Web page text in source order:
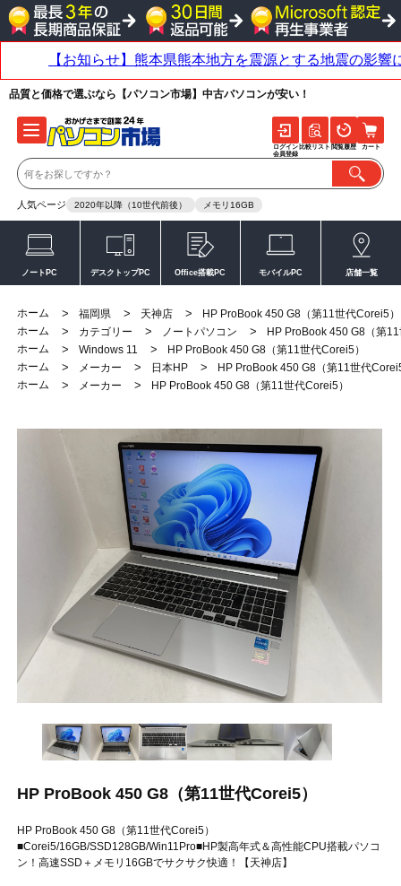
品質と価格で選ぶなら【パソコン市場】中古パソコンが安い！
人気ページ 2020年以降（10世代前後） メモリ16GB
ログイン
会員登録
比較リスト 閲覧履歴 カート
ノートPC デスクトップPC Office搭載PC モバイルPC 店舗一覧
ホーム > 福岡県 > 天神店 >
HP ProBook 450 G8（第11世代Corei5）
ホーム
> カテゴリー > ノートパソコン >
HP ProBook 450 G8（第
ホーム
> Windows 11 >
HP ProBook 450 G8（第11世代Corei5）
ホーム
> メーカー > 日本HP >
HP ProBook 450 G8（第11世代
ホーム
> メーカー > HP ProBook 450 G8（第11世代Corei5）
HP ProBook 450 G8（第11世代Corei5）
HP ProBook 450 G8（第11世代Corei5）
■Corei5/16GB/SSD128GB/Win11Pro■HP製高年式＆高性能CPU搭載パソコ
ン！高速SSD＋メモリ16GBでサクサク快適！【天神店】